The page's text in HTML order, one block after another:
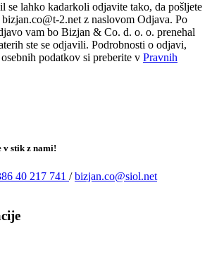
se lahko kadarkoli odjavite tako, da pošljete
2.net z naslovom Odjava. Po
vam bo Bizjan & Co. d. o. o. prenehal
ste se odjavili. Podrobnosti o odjavi,
podatkov si preberite v Pravnih
v stik z nami!
40 217 741 /bizjan.co@siol.net